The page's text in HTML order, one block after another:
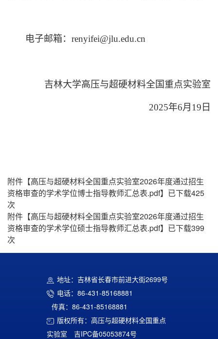
电子邮箱： renyifei@jlu.edu.cn
吉林大学高压与超硬材料全国重点实验室
2025年6月 19 日
附件【高压与超硬材料全国重点实验室2026年度通过招生
资格审查的学术学位博士指导教师汇总表.pdf】已下载425
次
附件【高压与超硬材料全国重点实验室2026年度通过招生
资格审查的学术学位硕士指导教师汇总表.pdf】已下载399
次
地址：吉林省长春市前进大街2699号
电话：86-431-85168881
传真：86-431-85168881
版权所有：高压与超硬材料全国重点
实验室
吉IPC备05053874号